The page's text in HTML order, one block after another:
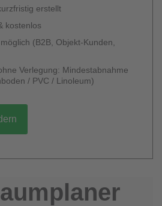
erstellt
kostenlos
(B2B, Objekt-Kunden,
Verlegung: Mindestabnahme
/ PVC / Linoleum)